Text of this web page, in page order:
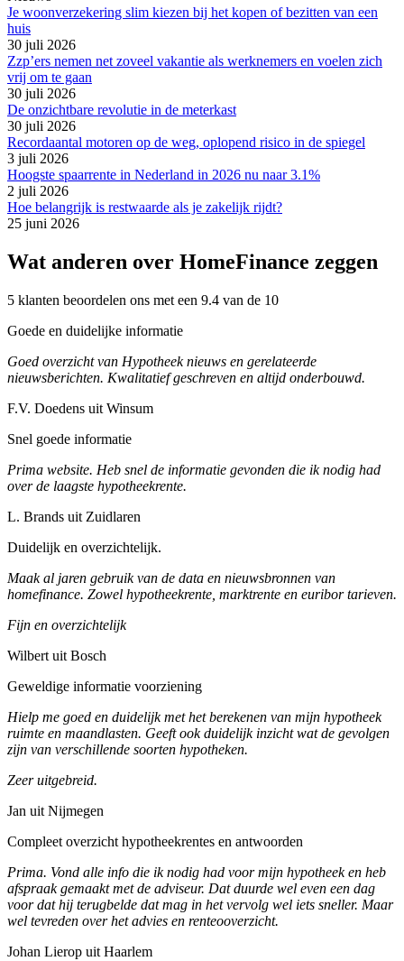
Je woonverzekering slim kiezen bij het kopen of bezitten van een
huis
30 juli 2026
Zzp’ers nemen net zoveel vakantie als werknemers en voelen zich
vrij om te gaan
30 juli 2026
De onzichtbare revolutie in de meterkast
30 juli 2026
Recordaantal motoren op de weg, oplopend risico in de spiegel
3 juli 2026
Hoogste spaarrente in Nederland in 2026 nu naar 3.1%
2 juli 2026
Hoe belangrijk is restwaarde als je zakelijk rijdt?
25 juni 2026
Wat anderen over HomeFinance zeggen
5 klanten beoordelen ons met een 9.4 van de 10
Goede en duidelijke informatie
Goed overzicht van Hypotheek nieuws en gerelateerde
nieuwsberichten. Kwalitatief geschreven en altijd onderbouwd.
F.V. Doedens uit Winsum
Snel goede informatie
Prima website. Heb snel de informatie gevonden die ik nodig had
over de laagste hypotheekrente.
L. Brands uit Zuidlaren
Duidelijk en overzichtelijk.
Maak al jaren gebruik van de data en nieuwsbronnen van
homefinance. Zowel hypotheekrente, marktrente en euribor tarieven.
Fijn en overzichtelijk
Wilbert uit Bosch
Geweldige informatie voorziening
Hielp me goed en duidelijk met het berekenen van mijn hypotheek
ruimte en maandlasten. Geeft ook duidelijk inzicht wat de gevolgen
zijn van verschillende soorten hypotheken.
Zeer uitgebreid.
Jan uit Nijmegen
Compleet overzicht hypotheekrentes en antwoorden
Prima. Vond alle info die ik nodig had voor mijn hypotheek en heb
afspraak gemaakt met de adviseur. Dat duurde wel even een dag
voor dat hij terugbelde dat mag in het vervolg wel iets sneller. Maar
wel tevreden over het advies en renteooverzicht.
Johan Lierop uit Haarlem